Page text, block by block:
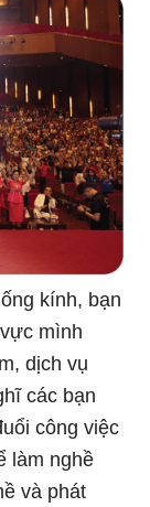
kính, bạn
mình
dịch vụ
các bạn
công việc
làm nghề
và phát